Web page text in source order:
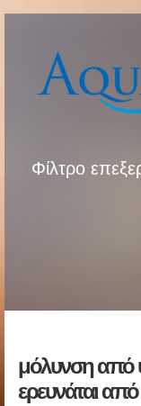
Φίλτρο
μόλυνση από
ερευνάται από